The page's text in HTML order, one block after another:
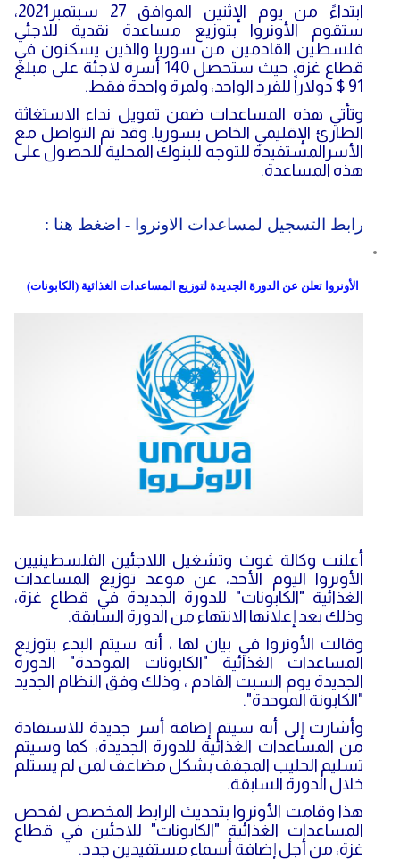
ابتداءً من يوم الإثنين الموافق 27 سبتمبر2021،
ستقوم الأونروا بتوزيع مساعدة نقدية للاجئي
فلسطين القادمين من سوريا والذين يسكنون في
قطاع غزة، حيث ستحصل 140 أسرة لاجئة على مبلغ
91 $ دولاراً للفرد الواحد، ولمرة واحدة فقط.
وتأتي هذه المساعدات ضمن تمويل نداء الاستغاثة
الطارئ الإقليمي الخاص بسوريا. وقد تم التواصل مع
الأسرالمستفيدة للتوجه للبنوك المحلية للحصول على
هذه المساعدة.
رابط التسجيل لمساعدات الاونروا - اضغط هنا :
الأونروا تعلن عن الدورة الجديدة لتوزيع المساعدات الغذائية (الكابونات)
أعلنت وكالة غوث وتشغيل اللاجئين الفلسطينيين
الأونروا اليوم الأحد، عن موعد توزيع المساعدات
الغذائية "الكابونات" للدورة الجديدة في قطاع غزة،
وذلك بعد إعلانها الانتهاء من الدورة السابقة.
وقالت الأونروا في بيان لها ، أنه سيتم البدء بتوزيع
المساعدات الغذائية "الكابونات الموحدة" الدورة
الجديدة يوم السبت القادم ، وذلك وفق النظام الجديد
"الكابونة الموحدة".
وأشارت إلى أنه سيتم إضافة أسر جديدة للاستفادة
من المساعدات الغذائية للدورة الجديدة، كما وسيتم
تسليم الحليب المجفف بشكل مضاعف لمن لم يستلم
خلال الدورة السابقة.
هذا وقامت الأونروا بتحديث الرابط المخصص لفحص
المساعدات الغذائية "الكابونات" للاجئين في قطاع
غزة، من أجل إضافة أسماء مستفيدين جدد.